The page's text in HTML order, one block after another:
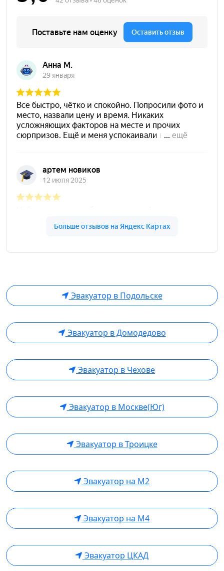
Эвакуатор в Подольске
Эвакуатор в Домодедово
Эвакуатор в Чехове
Эвакуатор в Москве(Юг)
Эвакуатор в Троицке
Эвакуатор на М2
Эвакуатор на М4
Эвакуатор ЦКАД